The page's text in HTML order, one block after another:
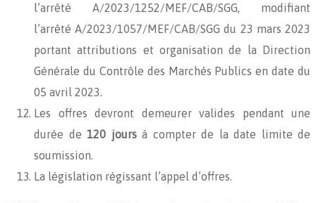
l’arrêté A/2023/1252/MEF/CAB/SGG, modifiant
l’arrêté A/2023/1057/MEF/CAB/SGG du 23 mars 2023
portant attributions et organisation de la Direction
Générale du Contrôle des Marchés Publics en date du
05 avril 2023.
Les offres devront demeurer valides pendant une
durée de 120 joursà compter de la date limite de
soumission.
La législation régissant l’appel d’offres.